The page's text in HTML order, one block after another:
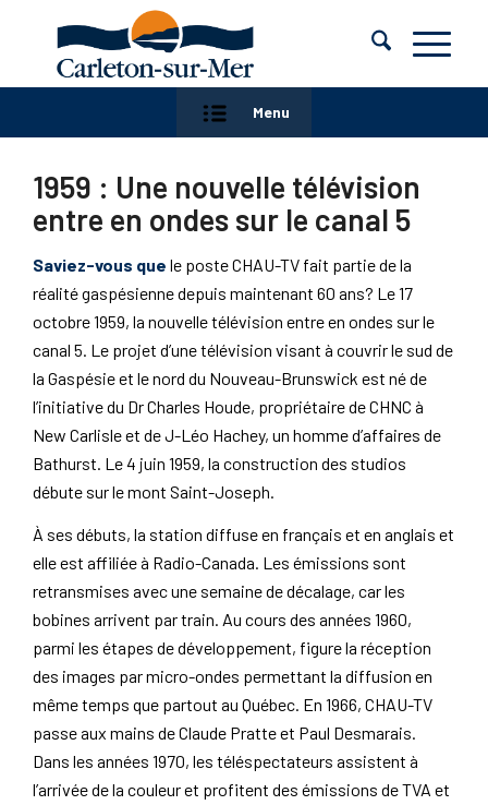
Menu
1959 : Une nouvelle télévision
entre en ondes sur le canal 5
Saviez-vous que le poste CHAU-TV fait partie de la
réalité gaspésienne depuis maintenant 60 ans? Le 17
octobre 1959, la nouvelle télévision entre en ondes sur le
canal 5. Le projet d’une télévision visant à couvrir le sud de
la Gaspésie et le nord du Nouveau-Brunswick est né de
l’initiative du Dr Charles Houde, propriétaire de CHNC à
New Carlisle et de J-Léo Hachey, un homme d’affaires de
Bathurst. Le 4 juin 1959, la construction des studios
débute sur le mont Saint-Joseph.
À ses débuts, la station diffuse en français et en anglais et
elle est affiliée à Radio-Canada. Les émissions sont
retransmises avec une semaine de décalage, car les
bobines arrivent par train. Au cours des années 1960,
parmi les étapes de développement, figure la réception
des images par micro-ondes permettant la diffusion en
même temps que partout au Québec. En 1966, CHAU-TV
passe aux mains de Claude Pratte et Paul Desmarais.
Dans les années 1970, les téléspectateurs assistent à
l’arrivée de la couleur et profitent des émissions de TVA et